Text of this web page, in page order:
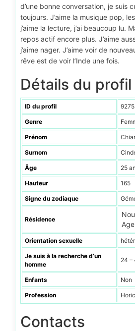
d’une bonne conversation, je suis
toujours. J’aime la musique pop,
j’aime la lecture, j’ai beaucoup lu.
repos actif encore plus. J’aime
j’aime nager. J’aime voir de
rêve est de voir l’Inde une fois.
Détails du profil
ID du profil
Genre
Prénom
Surnom
Âge 25
Hauteur 165
Signe du zodiaque
Résidence
Orientation sexuelle
Je suis à la recherche d’un
homme
24 –
Enfants Non
Profession
Contacts